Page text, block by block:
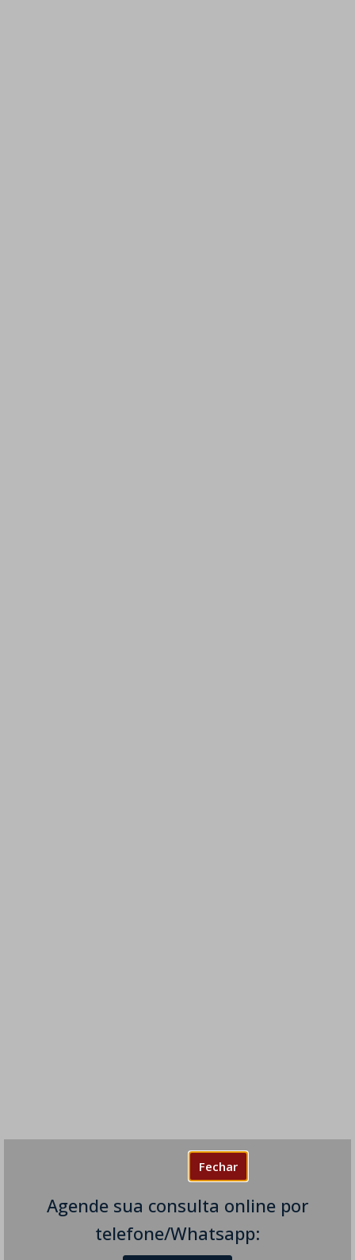
Fechar
Agende sua consulta online por
telefone/Whatsapp: